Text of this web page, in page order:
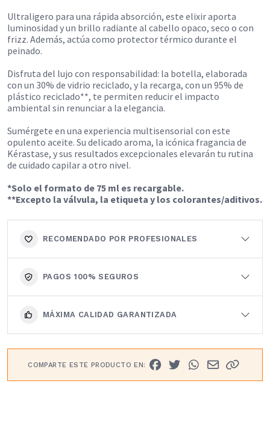
Ultraligero para una rápida absorción, este elixir aporta
luminosidad y un brillo radiante al cabello opaco, seco o con
frizz. Además, actúa como protector térmico durante el
peinado.
Disfruta del lujo con responsabilidad: la botella, elaborada
con un 30% de vidrio reciclado, y la recarga, con un 95% de
plástico reciclado**, te permiten reducir el impacto
ambiental sin renunciar a la elegancia.
Sumérgete en una experiencia multisensorial con este
opulento aceite. Su delicado aroma, la icónica fragancia de
Kérastase, y sus resultados excepcionales elevarán tu rutina
de cuidado capilar a otro nivel.
*Solo el formato de 75 ml es recargable.
**Excepto la válvula, la etiqueta y los colorantes/aditivos.
RECOMENDADO POR PROFESIONALES
PAGOS 100% SEGUROS
MÁXIMA CALIDAD GARANTIZADA
COMPARTE ESTE PRODUCTO EN: